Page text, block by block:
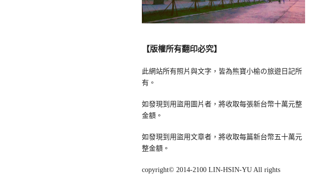
【版權所有翻印必究】
此網站所有照片與文字，皆為熊寶小榆の旅遊日記所
有。
如發現到用盜用圖片者，將收取每張新台幣十萬元整
金額。
如發現到用盜用文章者，將收取每篇新台幣五十萬元
整金額。
copyright© 2014-2100 LIN-HSIN-YU All rights